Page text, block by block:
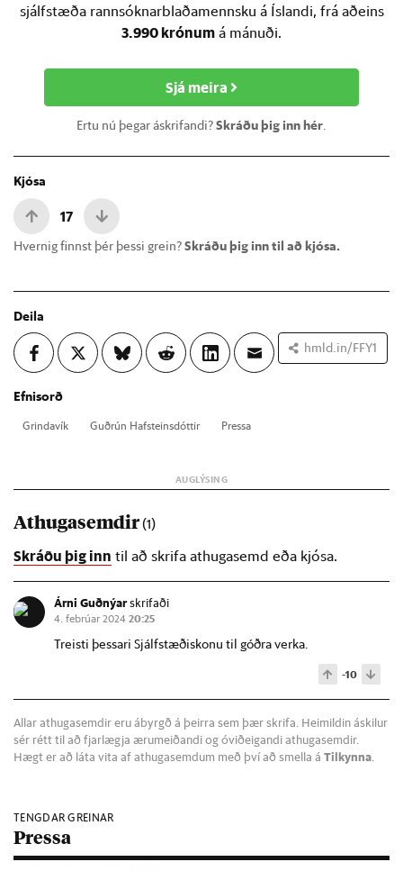
sjálfstæða rannsóknarblaðamennsku á Íslandi, frá aðeins
3.990 krónum á mánuði.
Sjá meira
Ertu nú þegar áskrifandi?Skráðu þig inn hér.
Kjósa
17
Hvernig finnst þér þessi grein?Skráðu þig inn til að kjósa.
Deila
hmld.in/FFY1
Efnisorð
Grinda­vík Guð­rún Haf­steins­dótt­ir Pressa
Athugasemdir(1)
Skráðu þig inn til að skrifa athugasemd eða kjósa.
Árni Guðnýarskrifaði
4. febrúar 202420:25
Treisti þessari Sjálfstæðiskonu til góðra verka.
-10
Allar athugasemdir eru ábyrgð á þeirra sem þær skrifa. Heimildin áskilur
sér rétt til að fjarlægja ærumeiðandi og óviðeigandi athugasemdir.
Hægt er að láta vita af athugasemdum með því að smella á Tilkynna
TENGDAR GREINAR
Pressa